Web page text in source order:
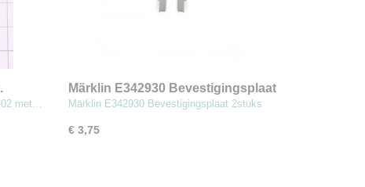
02 met…
Märklin E342930 Bevestigingsplaat
2stuks (MBT7)
Märklin E342930 Bevestigingsplaat 2stuks
€ 3,75